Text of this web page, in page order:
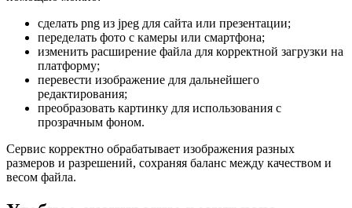
сделать png из jpeg для сайта или презентации;
переделать фото с камеры или смартфона;
изменить расширение файла для корректной загрузки на
платформу;
перевести изображение для дальнейшего
редактирования;
преобразовать картинку для использования с
прозрачным фоном.
Сервис корректно обрабатывает изображения разных
размеров и разрешений, сохраняя баланс между качеством и
весом файла.